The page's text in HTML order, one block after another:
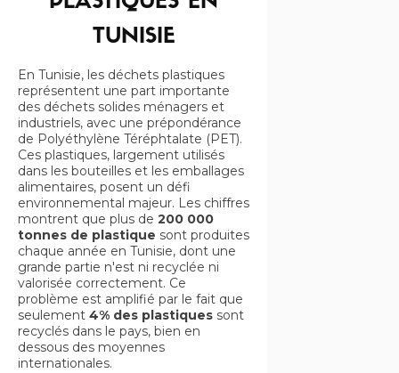
TUNISIE
En Tunisie, les déchets plastiques
représentent une part importante
des déchets solides ménagers et
industriels, avec une prépondérance
de Polyéthylène Téréphtalate (PET).
Ces plastiques, largement utilisés
dans les bouteilles et les emballages
alimentaires, posent un défi
environnemental majeur. Les chiffres
montrent que plus de 200 000
tonnes de plastique sont produites
chaque année en Tunisie, dont une
grande partie n'est ni recyclée ni
valorisée correctement. Ce
problème est amplifié par le fait que
seulement 4% des plastiques sont
recyclés dans le pays, bien en
dessous des moyennes
internationales.